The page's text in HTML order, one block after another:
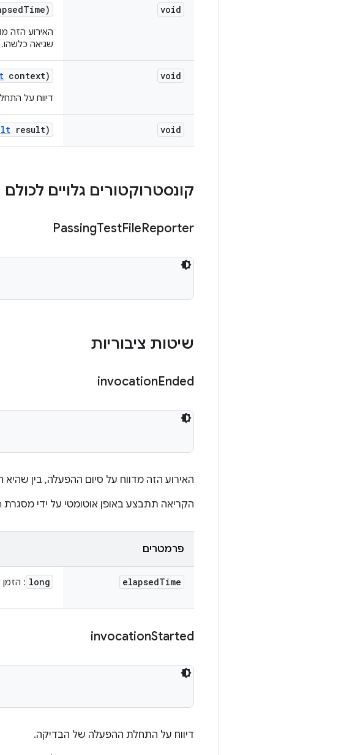
void
Time)
האירוע הזה
שגיאה כלשהו.
void
context)
דיווח על
void
result)
קונסטרוקטורים גלויים לכולם
PassingTestFileReporter
שיטות ציבוריות
invocationEnded
האירוע הזה מדווח על סיום ההפעלה, בין
הקריאה תתבצע באופן אוטומטי על ידי מסגרת TradeFederation.
פרמטרים
elapsedTime
long
:
invocationStarted
דיווח על התחלת ההפעלה של הבדיקה.